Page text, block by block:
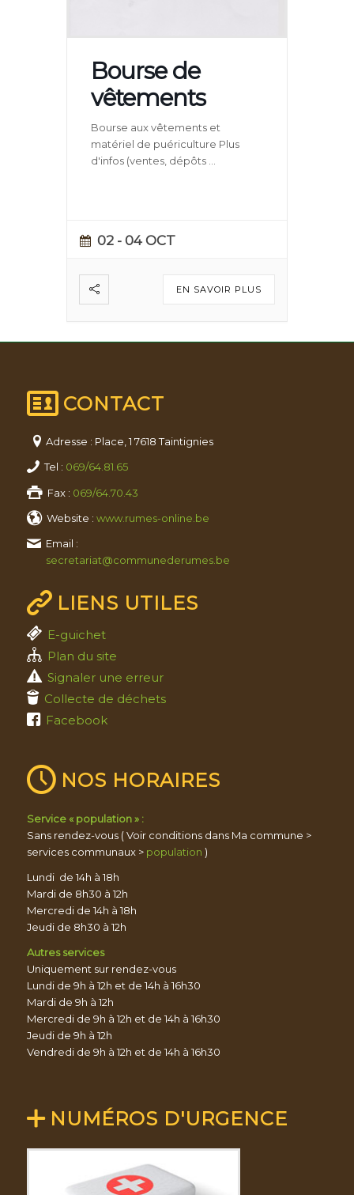
Bourse de
vêtements
Bourse aux vêtements et
matériel de puériculture Plus
d'infos (ventes, dépôts
02 - 04 OCT
EN SAVOIR PLUS
CONTACT
Adresse : Place, 1 7618 Taintignies
Tel : 069/64.81.65
Fax : 069/64.70.43
Website :www.rumes-online.be
Email :
secretariat@communederumes.be
LIENS UTILES
E-guichet
Plan du site
Signaler une erreur
Collecte de déchets
Facebook
NOS HORAIRES
Service « population » :
Sans rendez-vous ( Voir conditions dans Ma commune >
services communaux > population )
Lundi de 14h à 18h
Mardi de 8h30 à 12h
Mercredi de 14h à 18h
Jeudi de 8h30 à 12h
Autres services
Uniquement sur rendez-vous
Lundi de 9h à 12h et de 14h à 16h30
Mardi de 9h à 12h
Mercredi de 9h à 12h et de 14h à 16h30
Jeudi de 9h à 12h
Vendredi de 9h à 12h et de 14h à 16h30
NUMÉROS D'URGENCE